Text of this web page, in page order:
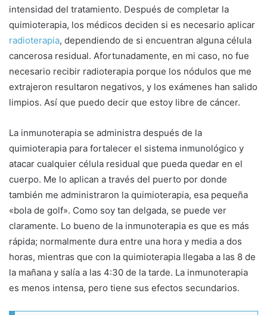
intensidad del tratamiento. Después de completar la
quimioterapia, los médicos deciden si es necesario aplicar
radioterapia, dependiendo de si encuentran alguna célula
cancerosa residual. Afortunadamente, en mi caso, no fue
necesario recibir radioterapia porque los nódulos que me
extrajeron resultaron negativos, y los exámenes han salido
limpios. Así que puedo decir que estoy libre de cáncer.
La inmunoterapia se administra después de la
quimioterapia para fortalecer el sistema inmunológico y
atacar cualquier célula residual que pueda quedar en el
cuerpo. Me lo aplican a través del puerto por donde
también me administraron la quimioterapia, esa pequeña
«bola de golf». Como soy tan delgada, se puede ver
claramente. Lo bueno de la inmunoterapia es que es más
rápida; normalmente dura entre una hora y media a dos
horas, mientras que con la quimioterapia llegaba a las 8 de
la mañana y salía a las 4:30 de la tarde. La inmunoterapia
es menos intensa, pero tiene sus efectos secundarios.